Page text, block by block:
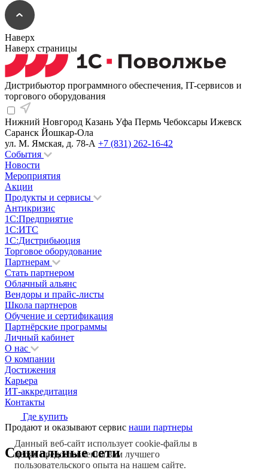
Наверх
Наверх страницы
Дистрибьютор программного обеспечения, IT-сервисов и
торгового оборудования
Нижний Новгород Казань Уфа Пермь Чебоксары Ижевск
Саранск Йошкар-Ола
ул. М. Ямская, д. 78-А +7 (831) 262-16-42
События
Новости
Мероприятия
Акции
Продукты и сервисы
Антикризис
1С:Предприятие
1С:ИТС
1С:Дистрибьюция
Торговое оборудование
Партнерам
Стать партнером
Облачный альянс
Вендоры и прайс-листы
Школа партнеров
Обучение и сертификация
Партнёрские программы
Личный кабинет
О нас
О компании
Достижения
Карьера
ИТ-аккредитация
Контакты
Где купить
Продают и оказывают сервис наши партнеры
Социальные сети
Данный веб-сайт использует cookie-файлы в
целях предоставления вам лучшего
пользовательского опыта на нашем сайте.